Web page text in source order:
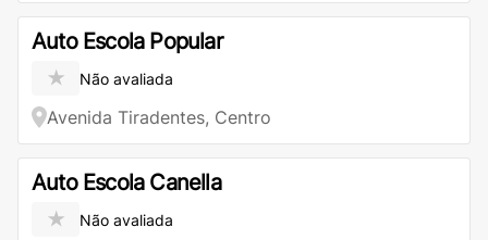
Auto Escola Popular
★ Não avaliada
Avenida Tiradentes, Centro
Auto Escola Canella
★ Não avaliada